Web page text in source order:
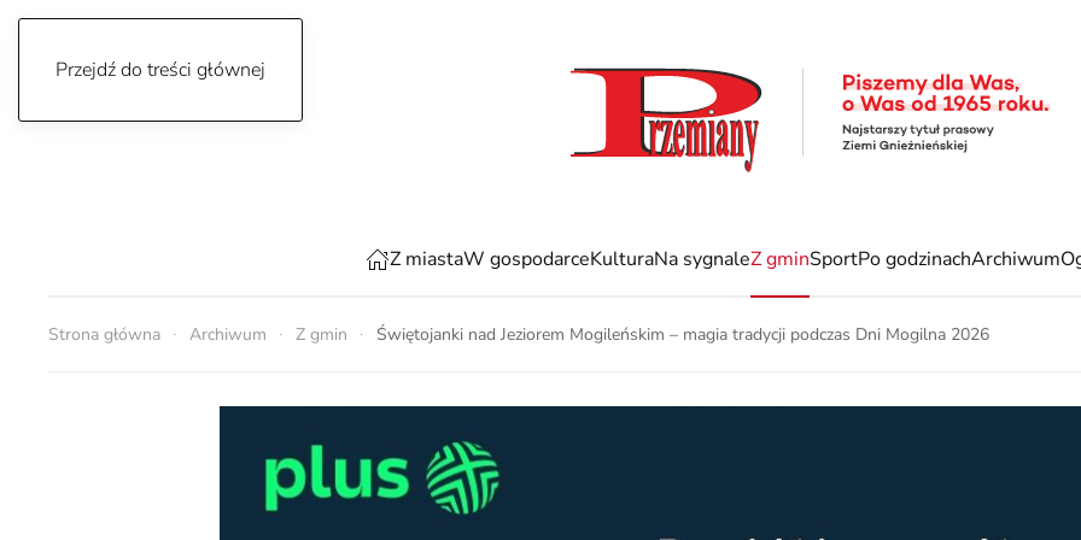
Przejdź do treści głównej
Z miastaW gospodarceKulturaNa sygnaleZ gminSportPo godzinachArchiwum
Strona główna Archiwum Z gmin Świętojanki nad Jeziorem Mogileńskim – magia tradycji podczas Dni Mogilna 2026